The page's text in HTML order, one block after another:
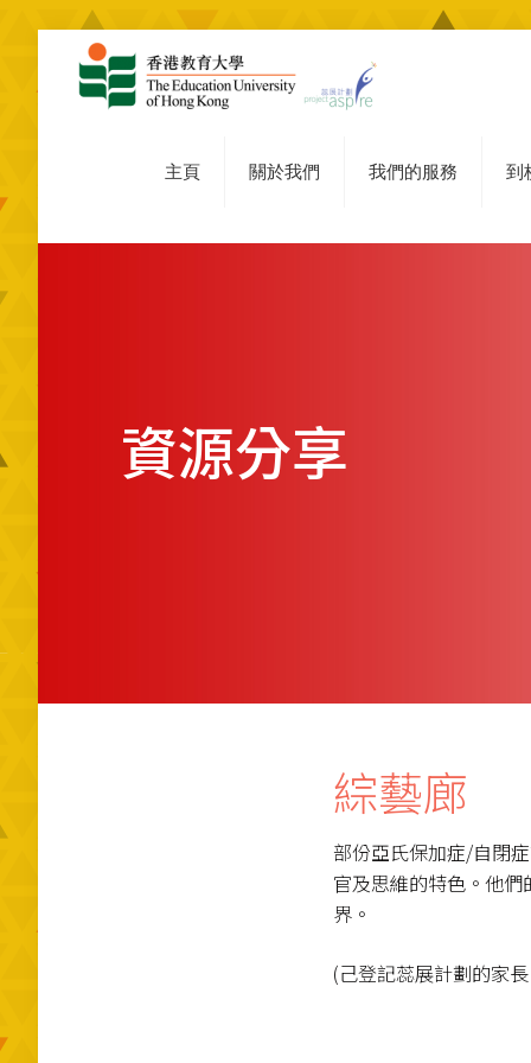
主頁 關於我們 我們的服務 到
資源分享
綜藝廊
部份亞氏保加症/自閉
官及思維的特色。他
界。
(己登記蕊展計劃的家